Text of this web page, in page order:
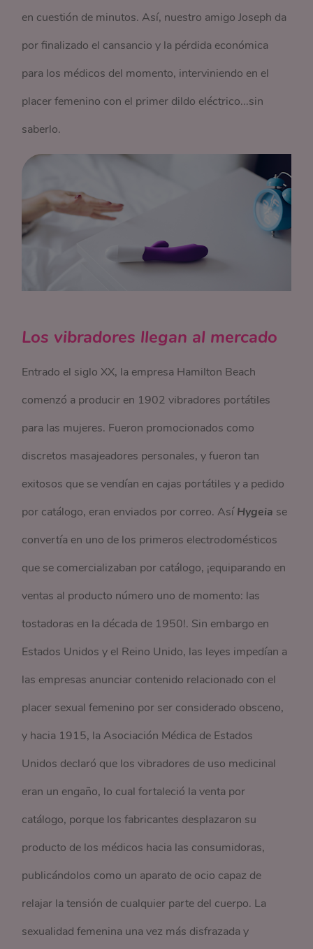
en cuestión de minutos. Así, nuestro amigo Joseph da
por finalizado el cansancio y la pérdida económica
para los médicos del momento, interviniendo en el
placer femenino con el primer dildo eléctrico...sin
saberlo.
Los vibradores llegan al mercado
Entrado el siglo XX, la empresa Hamilton Beach
comenzó a producir en 1902 vibradores portátiles
para las mujeres. Fueron promocionados como
discretos masajeadores personales, y fueron tan
exitosos que se vendían en cajas portátiles y a pedido
por catálogo, eran enviados por correo. AsíHygeia se
convertía en uno de los primeros electrodomésticos
que se comercializaban por catálogo, ¡equiparando en
ventas al producto número uno de momento: las
tostadoras en la década de 1950!. Sin embargo en
Estados Unidos y el Reino Unido, las leyes impedían a
las empresas anunciar contenido relacionado con el
placer sexual femenino por ser considerado obsceno,
y hacia 1915, la Asociación Médica de Estados
Unidos declaró que los vibradores de uso medicinal
eran un engaño, lo cual fortaleció la venta por
catálogo, porque los fabricantes desplazaron su
producto de los médicos hacia las consumidoras,
publicándolos como un aparato de ocio capaz de
relajar la tensión de cualquier parte del cuerpo. La
sexualidad femenina una vez más disfrazada y